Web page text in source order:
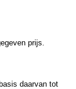
prijs.
daarvan tot